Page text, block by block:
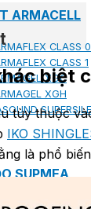
ARMACELL
CLASS 0
CLASS 1
XGC
XGH
SUPMEA
biệt
tùy thuộc
IKO
là phổ